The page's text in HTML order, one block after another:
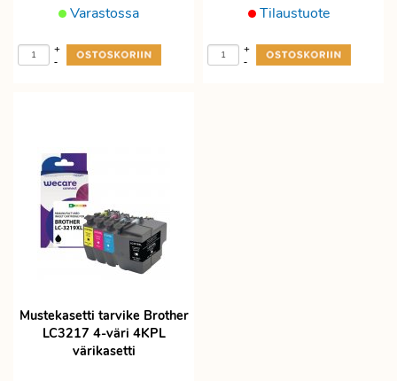
Varastossa
-
+
Tilaustuote
-
+
Mustekasetti tarvike Brother
LC3217 4-väri 4KPL
värikasetti